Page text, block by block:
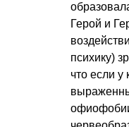
Герой и
психику)
что если у